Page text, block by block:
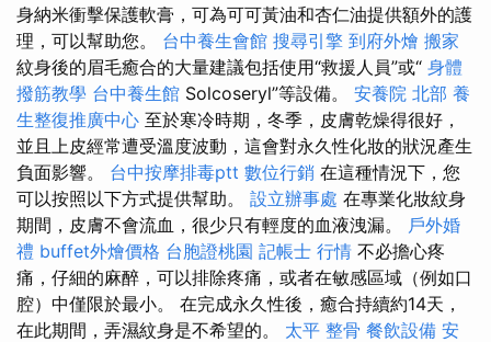
身納米衝擊保護軟膏，可為可可黃油和杏仁油提供額外的護
理，可以幫助您。 台中養生會館 搜尋引擎 到府外燴 搬家
紋身後的眉毛癒合的大量建議包括使用“救援人員”或“ 身體
撥筋教學 台中養生館 Solcoseryl”等設備。 安養院 北部 養
生整復推廣中心 至於寒冷時期，冬季，皮膚乾燥得很好，
並且上皮經常遭受溫度波動，這會對永久性化妝的狀況產生
負面影響。 台中按摩排毒ptt 數位行銷 在這種情況下，您
可以按照以下方式提供幫助。 設立辦事處 在專業化妝紋身
期間，皮膚不會流血，很少只有輕度的血液洩漏。 戶外婚
禮 buffet外燴價格 台胞證桃園 記帳士 行情 不必擔心疼
痛，仔細的麻醉，可以排除疼痛，或者在敏感區域（例如口
腔）中僅限於最小。 在完成永久性後，癒合持續約14天，
在此期間，弄濕紋身是不希望的。 太平 整骨 餐飲設備 安